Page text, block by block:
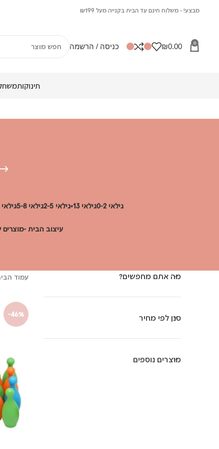
מבצע! - משלוח חינם עד הבית בקנייה מעל ₪199
0
₪0.00 כניסה / הרשמה
תינוקות
גילאי 0-2 גילאי 13+ גילאי 2-5 גילאי 5-8 גילאי 8-13
עיצוב הבית -
מה אתם מחפשים?
סנן לפי מחיר
מוצרים נוספים
עמוד
-46%